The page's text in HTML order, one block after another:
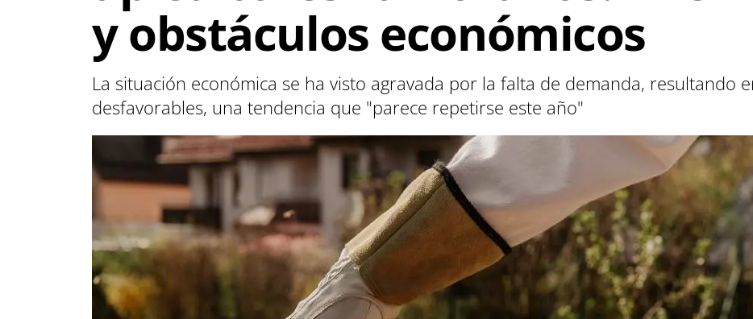
y obstáculos económicos
La situación económica se ha visto agravada por la falta de demanda, resultando
desfavorables, una tendencia que "parece repetirse este año"